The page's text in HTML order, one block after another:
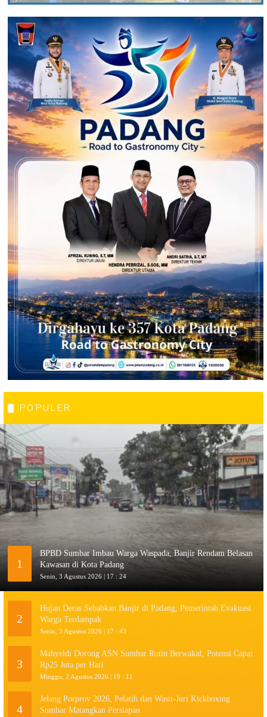
POPULER
1
BPBD Sumbar Imbau Warga Waspada, Banjir Rendam Belasan
Kawasan di Kota Padang
Senin, 3 Agustus 2026 | 17 : 24
2
Hujan Deras Sebabkan Banjir di Padang, Pemerintah Evakuasi
Warga Terdampak
Senin, 3 Agustus 2026 | 17 : 43
3
Mahyeldi Dorong ASN Sumbar Rutin Berwakaf, Potensi Capai
Rp25 Juta per Hari
Minggu, 2 Agustus 2026 | 19 : 11
4
Jelang Porprov 2026, Pelatih dan Wasit-Juri Kickboxing
Sumbar Matangkan Persiapan